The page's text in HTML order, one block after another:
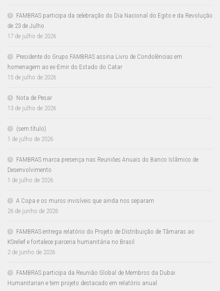
FAMBRAS participa da celebração do Dia Nacional do Egito e da Revolução
de 23 de Julho
17 de julho de 2026
Presidente do Grupo FAMBRAS assina Livro de Condolências em
homenagem ao ex-Emir do Estado do Catar
15 de julho de 2026
Nota de Pesar
13 de julho de 2026
(sem título)
1 de julho de 2026
FAMBRAS marca presença nas Reuniões Anuais do Banco Islâmico de
Desenvolvimento
1 de julho de 2026
A Copa e os muros invisíveis que ainda nos separam
26 de junho de 2026
FAMBRAS entrega relatório do Projeto de Distribuição de Tâmaras ao
KSrelief e fortalece parceria humanitária no Brasil
2 de junho de 2026
FAMBRAS participa da Reunião Global de Membros da Dubai
Humanitarian e tem projeto destacado em relatório anual